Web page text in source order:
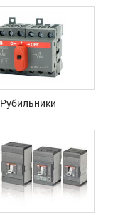
Рубильники